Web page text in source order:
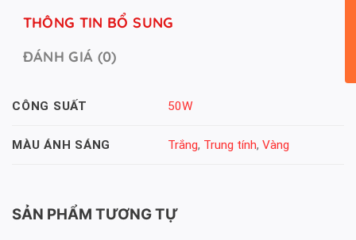
THÔNG TIN BỔ SUNG
ĐÁNH GIÁ (0)
CÔNG SUẤT 50W
MÀU ÁNH SÁNG Trắng, Trung tính, Vàng
SẢN PHẨM TƯƠNG TỰ